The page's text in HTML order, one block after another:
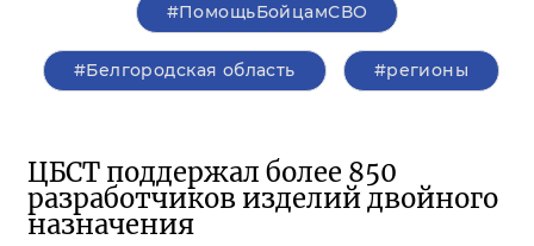
#ПомощьБойцамСВО
#Белгородская область #регионы
ЦБСТ поддержал более 850
разработчиков изделий двойного
назначения